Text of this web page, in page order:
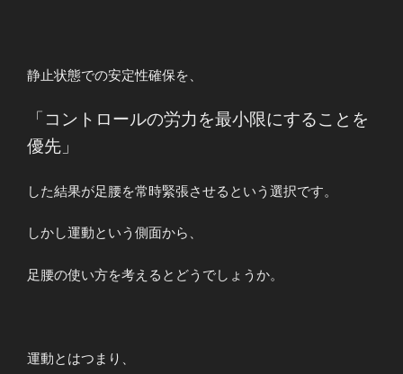
静止状態での安定性確保を、
「コントロールの労力を最小限にすることを
優先」
した結果が足腰を常時緊張させるという選択です。
しかし運動という側面から、
足腰の使い方を考えるとどうでしょうか。
運動とはつまり、